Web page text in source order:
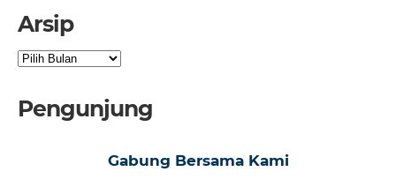
Arsip
Arsip
Pengunjung
Gabung Bersama Kami